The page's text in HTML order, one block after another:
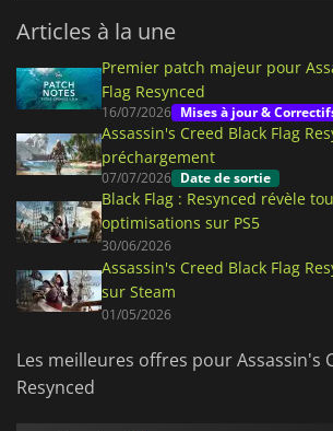
Articles à la une
Premier patch majeur pour
Flag Resynced
16/07/2026 Mises à jour &
Assassin's Creed Black Flag
préchargement
07/07/2026 Date de sortie
Black Flag : Resynced révèle
optimisations sur PS5
30/06/2026
Assassin's Creed Black Flag
sur Steam
01/05/2026
Les meilleures offres pour Assassin's
Resynced